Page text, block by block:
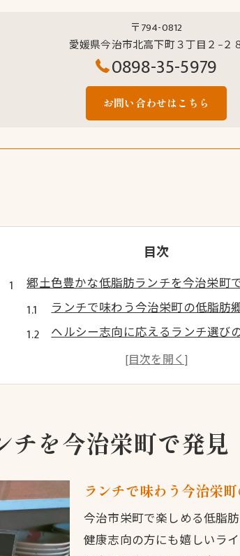
〒794-0812
愛媛県今治市北高下町３丁目２−２
0898-35-5979
お問い合わせはこちら
目次
郷土色豊かな低脂肪ランチを今治栄町
ランチで味わう今治栄町の低脂肪
ヘルシー志向に応えるランチ選び
今治の伝統食材で作る低脂肪ラン
ランチで体験する郷土料理の歴史
今治らしさあふれる健康志向のランチ特
ランチで楽しむ今治らしい低脂肪郷
健康を意識したランチメニューの
今治伝統の調理法でヘルシーラン
地元野菜を使った低脂肪ランチの
チを今治栄町で発見
ランチで味わう今治栄
今治市栄町で楽しめる低脂
健康志向の方にも嬉しいラ